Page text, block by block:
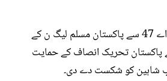
اسلام آباد کے حلقہ این اے 47 سے پاکستان مسلم لیگ ن کے
تحریک انصاف کے حمایت
شاہین کو شکست دے دی۔